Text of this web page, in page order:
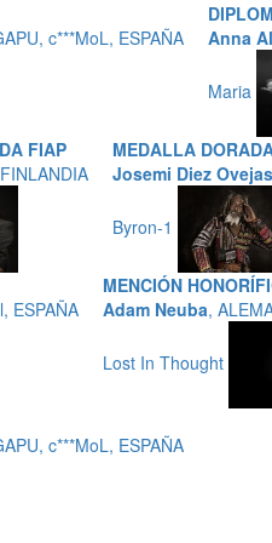
c***MoL, ESPAÑA
Anna
Maria
FIAP
MEDALLA
Josemi Diez Ovejas
Byron-1
ESPAÑA
MENCIÓN
Adam Neuba,
Lost In Thought
c***MoL, ESPAÑA